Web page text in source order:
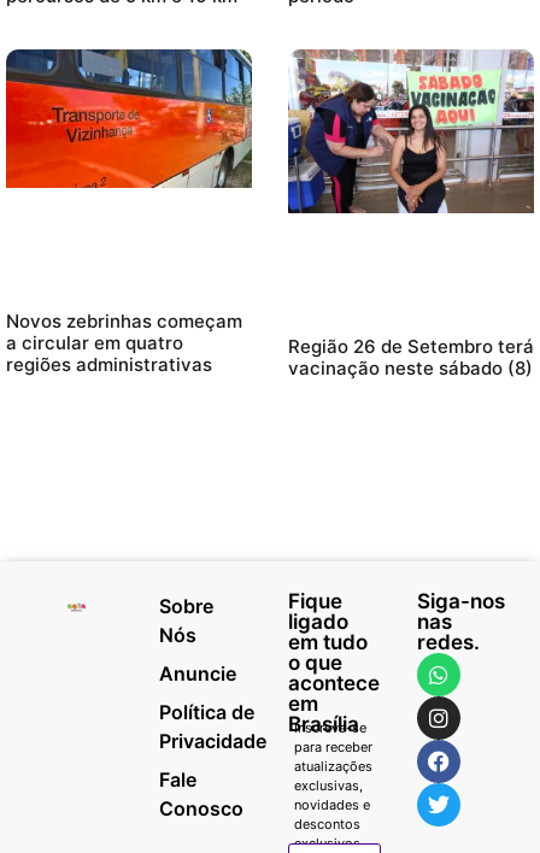
Novos zebrinhas começam
a circular em quatro
regiões administrativas
Região 26 de Setembro terá
vacinação neste sábado (8)
Sobre
Nós
Anuncie
Política de
Privacidade
Fale
Conosco
Fique
ligado
em tudo
o que
acontece
em
Brasília
Inscreva-se
para receber
atualizações
exclusivas,
novidades e
descontos
exclusivos.
Siga-nos
nas
redes.